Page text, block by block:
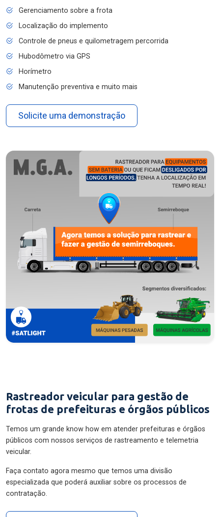
Gerenciamento sobre a frota
Localização do implemento
Controle de pneus e quilometragem percorrida
Hubodômetro via GPS
Horímetro
Manutenção preventiva e muito mais
Solicite uma demonstração
Rastreador veicular para gestão de
frotas de prefeituras e órgãos públicos
Temos um grande know how em atender prefeituras e órgãos
públicos com nossos serviços de rastreamento e telemetria
veicular.
Faça contato agora mesmo que temos uma divisão
especializada que poderá auxiliar sobre os processos de
contratação.